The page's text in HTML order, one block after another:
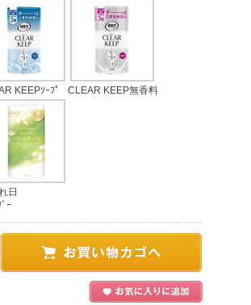
KEEPｿｰﾌﾟ CLEAR KEEP無香料
日
ｰ